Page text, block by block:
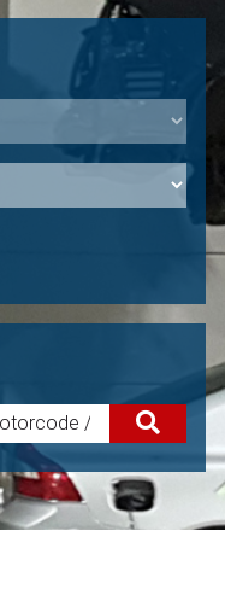
Nicht gefunden?